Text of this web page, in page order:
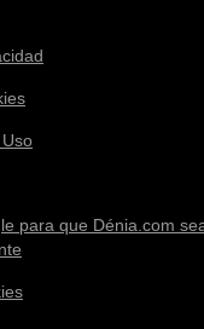
para que Dénia.com